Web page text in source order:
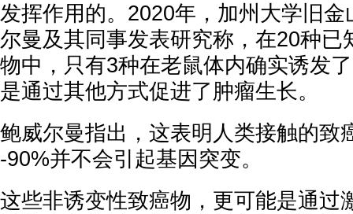
发挥作用的。2020年，加州大学旧金
尔曼及其同事发表研究称，在20种已
物中，只有3种在老鼠体内确实诱发
是通过其他方式促进了肿瘤生长。
鲍威尔曼指出，这表明人类接触的致
-90%并不会引起基因突变。
这些非诱变性致癌物，更可能是通过